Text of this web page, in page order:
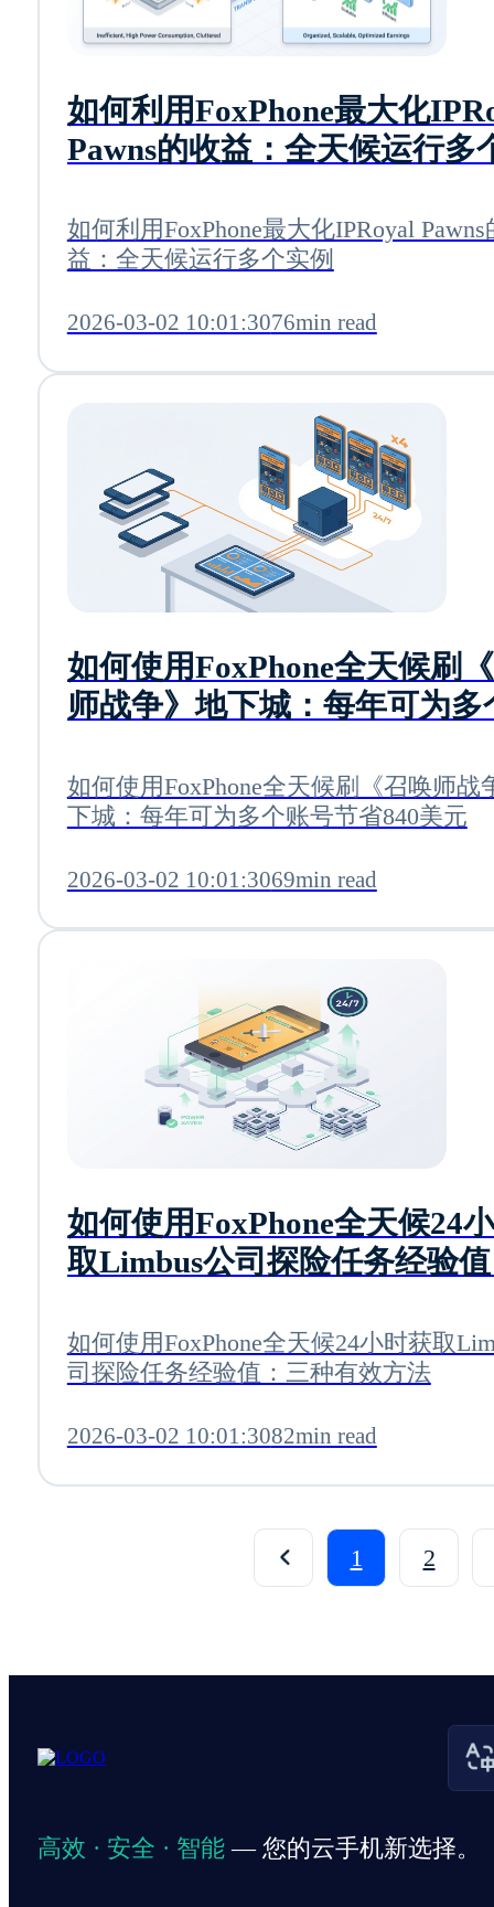
如何利用FoxPhone最大化
Pawns的收益：全天候运行多
如何利用FoxPhone最大化IPRoyal Pawns
益：全天候运行多个实例
2026-03-02 10:01:3076min read
如何使用FoxPhone全天候刷
师战争》地下城：每年可为多
如何使用FoxPhone全天候刷《召唤师战
下城：每年可为多个账号节省840美元
2026-03-02 10:01:3069min read
如何使用FoxPhone全天候24
取Limbus公司探险任务经验
如何使用FoxPhone全天候24小时获取
司探险任务经验值：三种有效方法
2026-03-02 10:01:3082min read
1 2
高效 · 安全 · 智能— 您的云手机新选择。